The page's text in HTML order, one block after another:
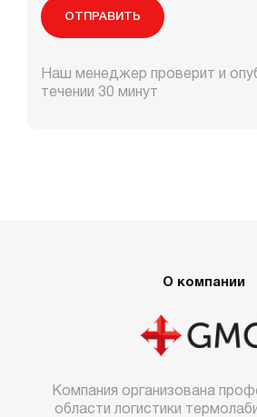
ОТПРАВИТЬ
Наш менеджер проверит и
течении 30 минут
О компании
Компания организована
области логистики